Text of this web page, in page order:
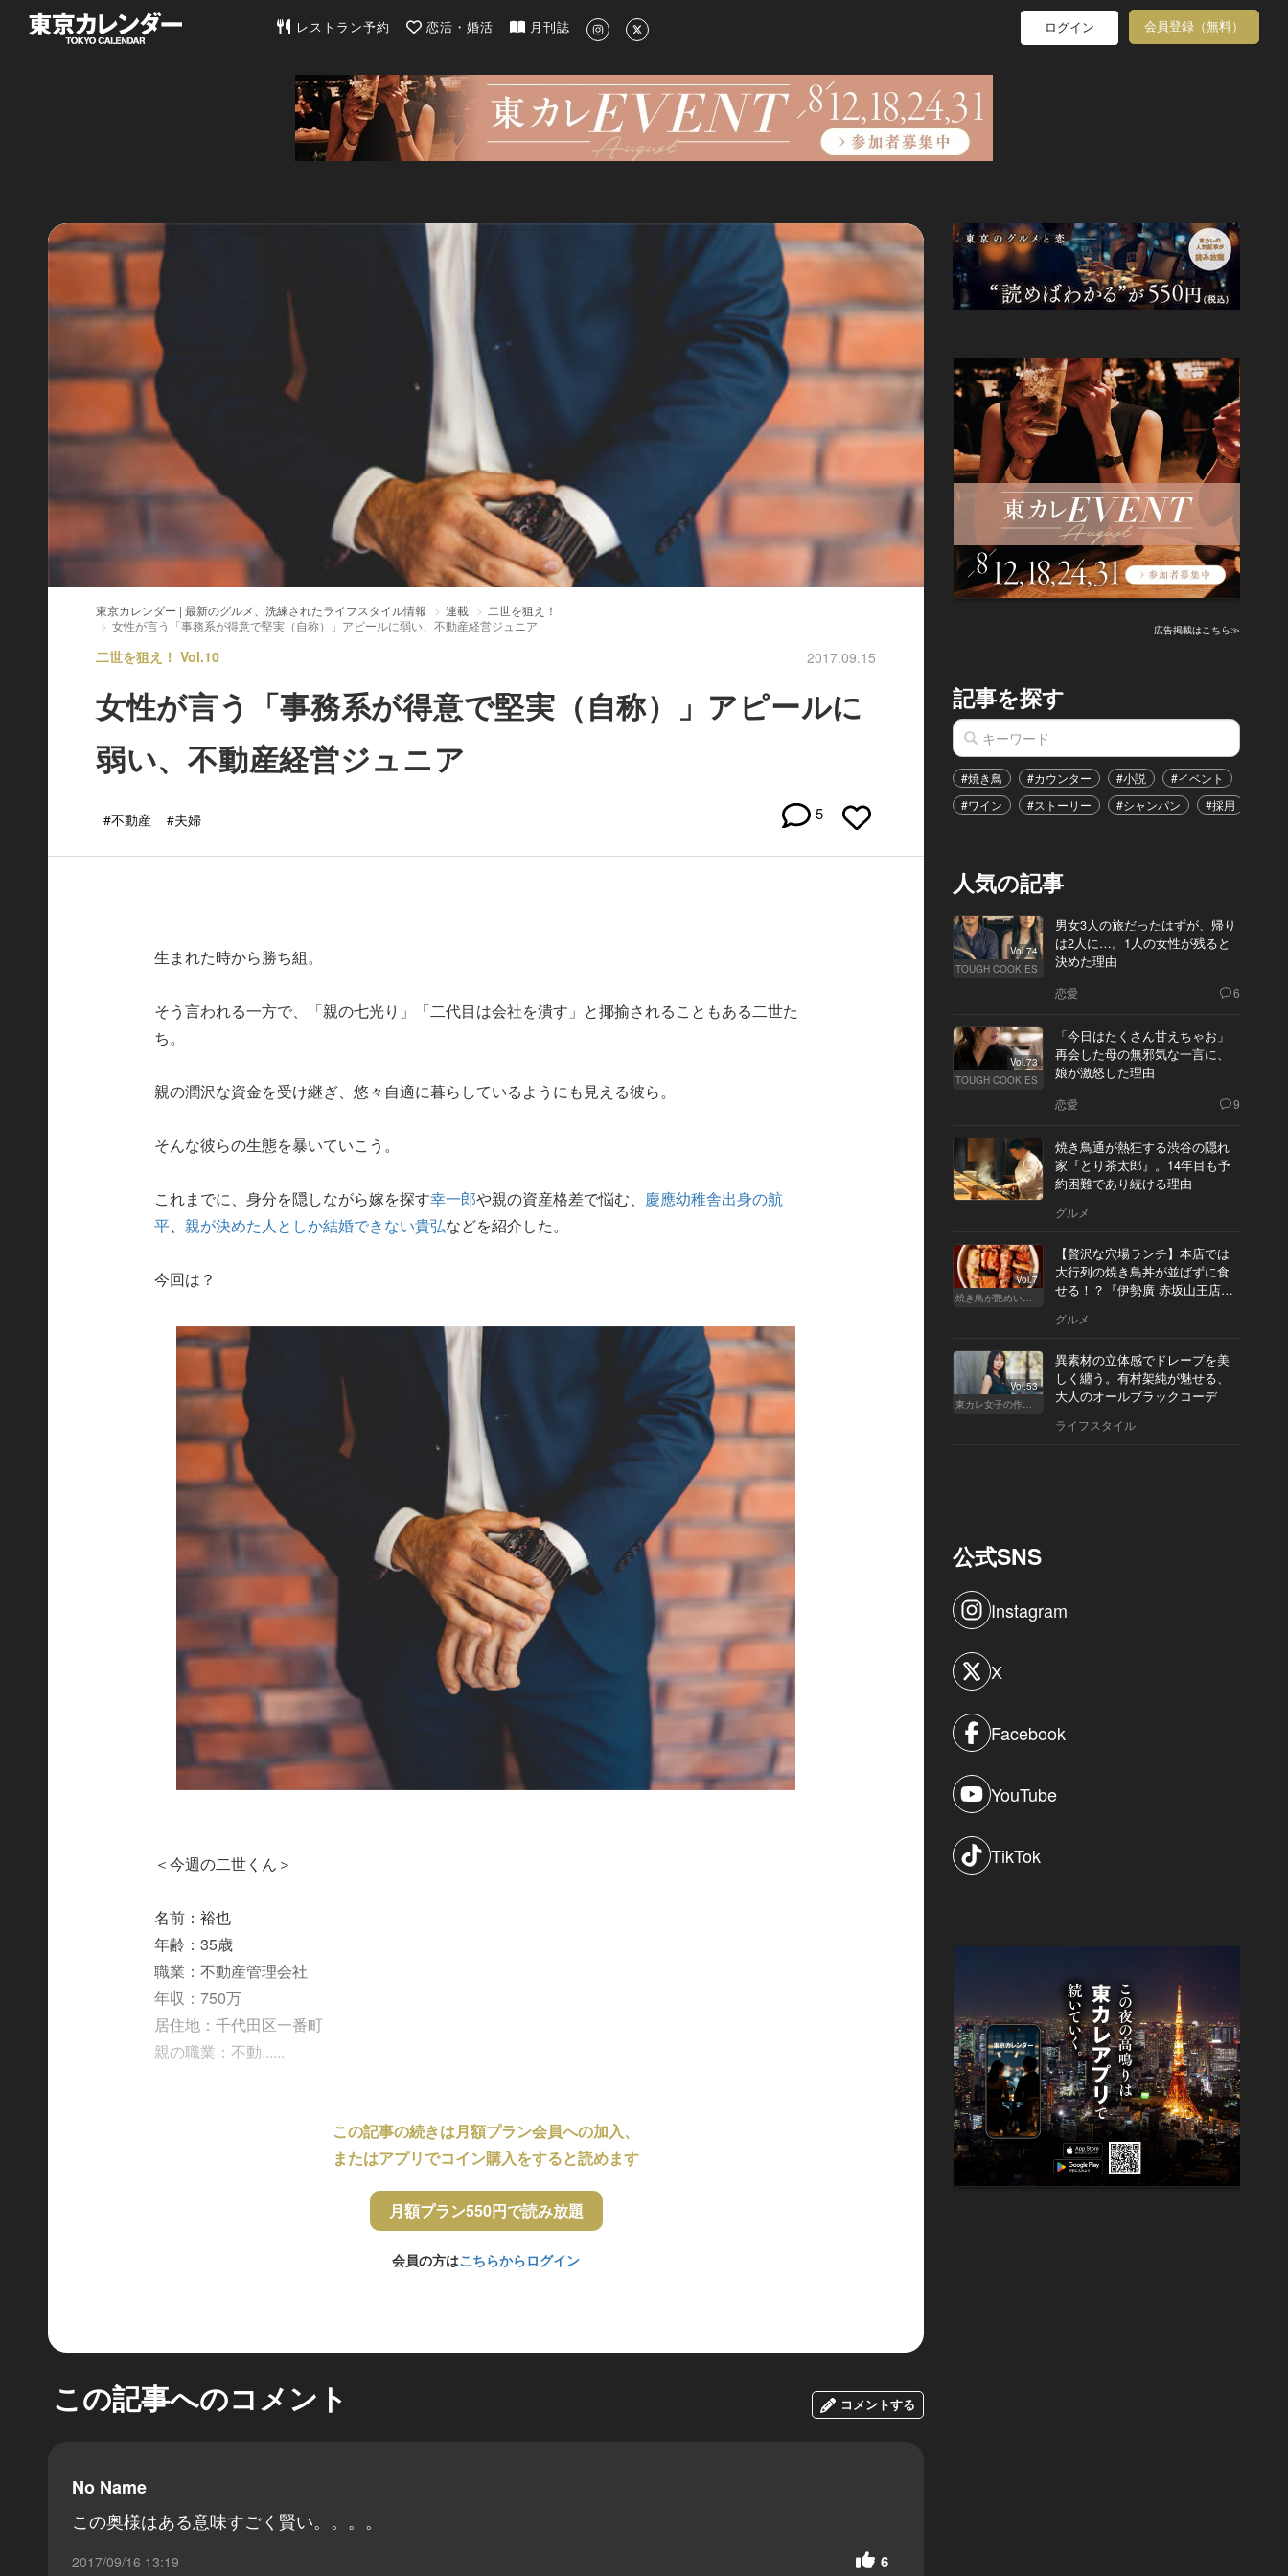
東京カレンダー | 最新のグルメ、洗練されたライフスタイル情報
レストラン予約 恋活・婚活 月刊誌 ログイン 会員登録（無料）
東京カレンダー | 最新のグルメ、洗練されたライフスタイル情報 連載
二世を狙え！
女性が言う「事務系が得意で堅実（自称）」アピールに弱い、不動産経営ジュニア
二世を狙え！ Vol.10 2017.09.15
女性が言う「事務系が得意で堅実（自称）」アピールに
弱い、不動産経営ジュニア
#不動産 #夫婦 5
生まれた時から勝ち組。
そう言われる一方で、「親の七光り」「二代目は会社を潰す」と揶揄されることもある二世た
ち。
親の潤沢な資金を受け継ぎ、悠々自適に暮らしているようにも見える彼ら。
そんな彼らの生態を暴いていこう。
これまでに、身分を隠しながら嫁を探す幸一郎や親の資産格差で悩む、 慶應幼稚舎出身の航
平、親が決めた人としか結婚できない貴弘などを紹介した。
今回は？
＜今週の二世くん＞
名前：裕也
年齢：35歳
職業：不動産管理会社
年収：750万
居住地：千代田区一番町
親の職業：不動......
この記事の続きは月額プラン会員への加入、
またはアプリでコイン購入をすると読めます
月額プラン550円で読み放題
会員の方はこちらからログイン
この記事へのコメント コメントする
No Name
この奥様はある意味すごく賢い。。。。
2017/09/16 13:19 6
広告掲載はこちら≫
記事を探す
#焼き鳥 #カウンター #小説 #イベント
#ワイン
#ストーリー #シャンパン #採用
人気の記事
Vol.74
TOUGH COOKIES
男女3人の旅だったはずが、帰り
は2人に…。1人の女性が残ると
決めた理由
恋愛 6
Vol.73
TOUGH COOKIES
「今日はたくさん甘えちゃお」
再会した母の無邪気な一言に、
娘が激怒した理由
恋愛 9
焼き鳥通が熱狂する渋谷の隠れ
家『とり茶太郎』。14年目も予
約困難であり続ける理由
グルメ
Vol.7
焼き鳥が艶めいてきた
【贅沢な穴場ランチ】本店では
大行列の焼き鳥丼が並ばずに食
せる！？『伊勢廣 赤坂山王店』
グルメ
Vol.53
東カレ女子の作り方
異素材の立体感でドレープを美
しく纏う。有村架純が魅せる、
大人のオールブラックコーデ
ライフスタイル
公式SNS
Instagram
X
Facebook
YouTube
TikTok